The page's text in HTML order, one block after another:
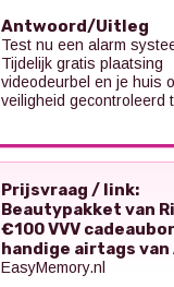
Antwoord/Uitleg
Test nu een alarm
Tijdelijk gratis plaatsing
videodeurbel en je huis
veiligheid gecontroleerd
Prijsvraag / link:
Beautypakket van
€100 VVV
handige airtags van
EasyMemory.nl